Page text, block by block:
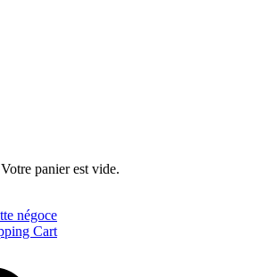
Votre panier est vide.